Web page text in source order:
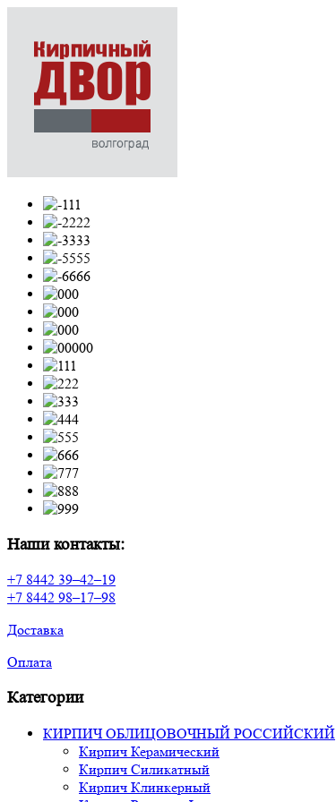
Наши контакты:
+7 8442 39–42–19
+7 8442 98–17–98
Доставка
Оплата
Категории
КИРПИЧ ОБЛИЦОВОЧНЫЙ РОССИЙСКИЙ
Кирпич Керамический
Кирпич Силикатный
Кирпич Клинкерный